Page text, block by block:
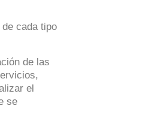
cada tipo
de las
el
se